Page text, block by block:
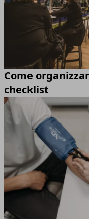
Come
checklist